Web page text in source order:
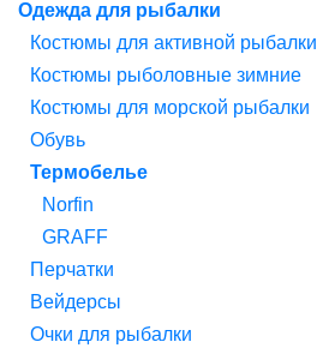
Одежда для рыбалки
Костюмы для активной рыбалки
Костюмы рыболовные зимние
Костюмы для морской рыбалки
Обувь
Термобелье
Norfin
GRAFF
Перчатки
Вейдерсы
Очки для рыбалки